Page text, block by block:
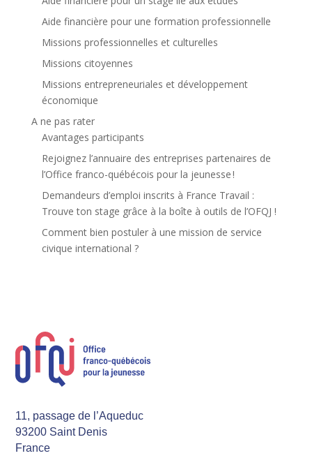
Aide financière pour une formation professionnelle
Missions professionnelles et culturelles
Missions citoyennes
Missions entrepreneuriales et développement
économique
A ne pas rater
Avantages participants
Rejoignez l’annuaire des entreprises partenaires de
l’Office franco-québécois pour la jeunesse !
Demandeurs d’emploi inscrits à France Travail :
Trouve ton stage grâce à la boîte à outils de l’OFQJ !
Comment bien postuler à une mission de service
civique international ?
11, passage de l’Aqueduc
93200 Saint Denis
France